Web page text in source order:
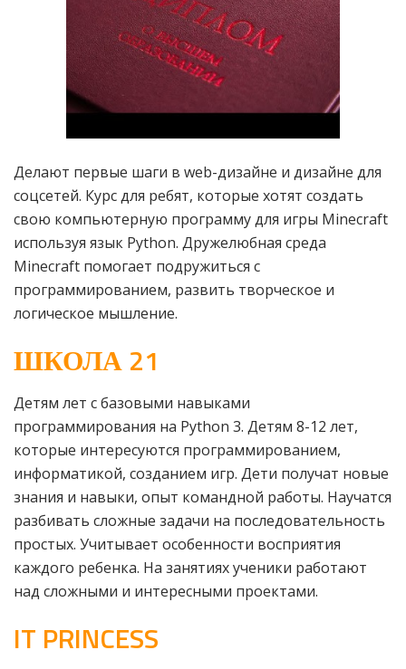
Делают первые шаги в web-дизайне и дизайне для
соцсетей. Курс для ребят, которые хотят создать
свою компьютерную программу для игры Minecraft
используя язык Python. Дружелюбная среда
Minecraft помогает подружиться с
программированием, развить творческое и
логическое мышление.
ШКОЛА 21
Детям лет с базовыми навыками
программирования на Python 3. Детям 8-12 лет,
которые интересуются программированием,
информатикой, созданием игр. Дети получат новые
знания и навыки, опыт командной работы. Научатся
разбивать сложные задачи на последовательность
простых. Учитывает особенности восприятия
каждого ребенка. На занятиях ученики работают
над сложными и интересными проектами.
IT PRINCESS